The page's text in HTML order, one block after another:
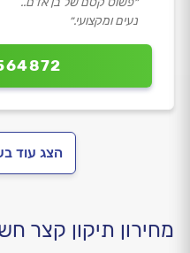
נעים ומקצועי.״
הצג עוד
מחירון תיקון קצר